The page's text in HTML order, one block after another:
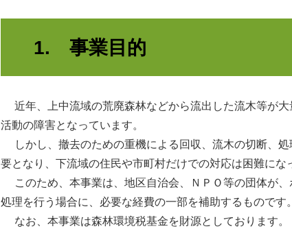
1. 事業目的
近年、上中流域の荒廃森林などから流出した流木等が
活動の障害となっています。
しかし、撤去のための重機による回収、流木の切断、
要となり、下流域の住民や市町村だけでの対応は困難にな
このため、本事業は、地区自治会、ＮＰＯ等の団体が
処理を行う場合に、必要な経費の一部を補助するものです。
なお、本事業は森林環境税基金を財源としております。